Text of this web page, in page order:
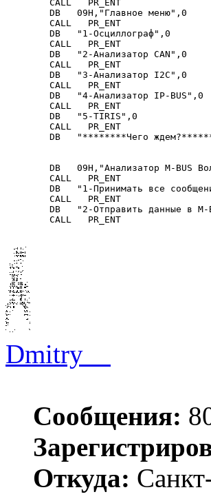
CALL   PR_ENT
DB   09H,"Главное меню",0
CALL   PR_ENT
DB   "1-Осциллограф",0
CALL   PR_ENT
DB   "2-Анализатор CAN",0
CALL   PR_ENT
DB   "3-Анализатор I2C",0
CALL   PR_ENT
DB   "4-Анализатор IP-BUS",0
CALL   PR_ENT
DB   "5-TIRIS",0
CALL   PR_ENT
DB   "********Чего
DB   09H,"Анализатор M-BUS
CALL   PR_ENT
DB   "1-Принимать все
CALL   PR_ENT
DB   "2-Отправить данные в M-
CALL   PR_ENT
Dmitry__
Сообщения:
Откуда: